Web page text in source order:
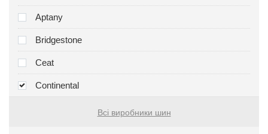
Aptany
Bridgestone
Ceat
Continental
Всі виробники шин